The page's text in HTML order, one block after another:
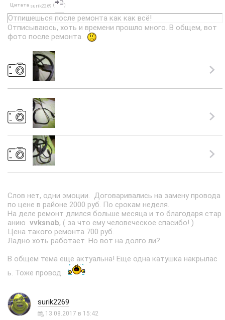
Цитата surik2269 ( )
Отпишешься после ремонта как как всё!
Отписываюсь, хоть и времени прошло много. В общем, вот
фото после ремонта.
Слов нет, одни эмоции. Договаривались на замену провода
по цене в районе 2000 руб. По срокам неделя.
На деле ремонт длился больше месяца и то благодаря стар
анию vvksnab, ( за что ему человеческое спасибо! )
Цена такого ремонта 700 руб.
Ладно хоть работает. Но вот на долго ли?
В общем тема еще актуальна! Еще одна катушка накрылас
ь. Тоже провод.
surik2269
13.08.2017 в 15:42